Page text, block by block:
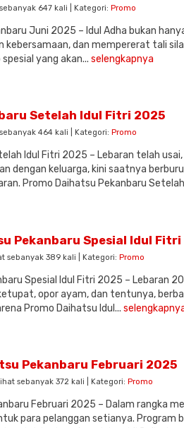
647 kali | Kategori: Promo
Juni 2025 – Idul Adha bukan
kebersamaan, dan mempererat tali
yang akan... selengkapnya
Setelah Idul Fitri 2025
464 kali | Kategori: Promo
Idul Fitri 2025 – Lebaran telah
dengan keluarga, kini saatnya
Promo Daihatsu Pekanbaru
Pekanbaru Spesial Idul
sebanyak 389 kali | Kategori: Promo
Spesial Idul Fitri 2025 – Lebaran
opor ayam, dan tentunya,
Promo Daihatsu Idul...
Pekanbaru Februari 2025
sebanyak 372 kali | Kategori: Promo
Februari 2025 – Dalam rangka
para pelanggan setianya. Program